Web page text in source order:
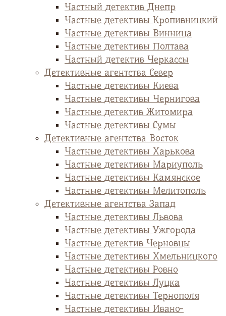
Частный детектив Днепр
Частные детективы Кропивницкий
Частные детективы Винница
Частные детективы Полтава
Частный детектив Черкассы
Детективные агентства Север
Частные детективы Киева
Частные детективы Чернигова
Частные детектив Житомира
Частные детективы Сумы
Детективные агентства Восток
Частные детективы Харькова
Частные детективы Мариуполь
Частные детективы Камянское
Частные детективы Мелитополь
Детективные агентства Запад
Частные детективы Львова
Частные детективы Ужгорода
Частные детектив Черновцы
Частные детективы Хмельницкого
Частные детективы Ровно
Частные детективы Луцка
Частные детективы Тернополя
Частные детективы Ивано-